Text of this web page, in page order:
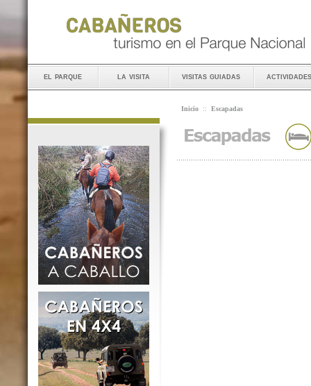
el parque la visita visitas guiadas actividades
Inicio :: Escapadas